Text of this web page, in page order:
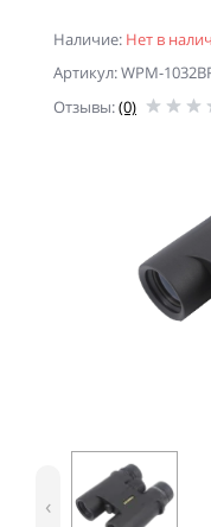
Наличие: Нет в
Артикул: WPM-
Отзывы:(0)
‹